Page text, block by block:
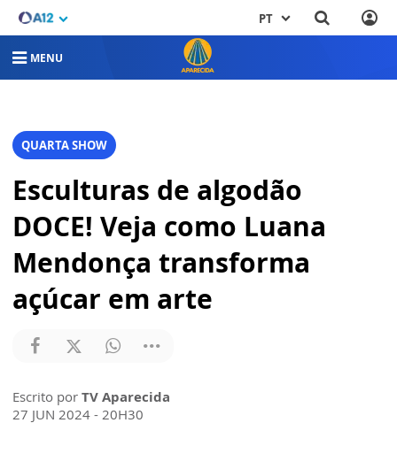
PT
MENU
QUARTA SHOW
Esculturas de algodão
DOCE! Veja como Luana
Mendonça transforma
açúcar em arte
Escrito por TV Aparecida
27 JUN 2024 - 20H30